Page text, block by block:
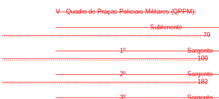
V - Quadro de Praças Policiais-Militares (QPPM):
-
...................................................................................................... 79
- 1º
................................................................................................... 109
- 2º
................................................................................................... 182
- 3º